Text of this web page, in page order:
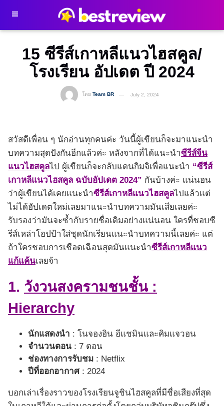
15 ซีรีส์เกาหลีแนวไฮสคูล/
โรงเรียน อัปเดต ปี 2024
โดย Team BR July 2, 2024
สวัสดีเพื่อน ๆ นักอ่านทุกคนค่ะ วันนี้ผู้เขียนก็จะมาแนะนำ
บทความสุดปังกันอีกแล้วค่ะ หลังจากที่ได้แนะนำซีรีส์จีน
แนวไฮสคูลไป ผู้เขียนก็จะกลับแดนกิมจิเพื่อแนะนำ “ซีรีส์
เกาหลีแนวไฮสคูล ฉบับอัปเดต 2024” กันบ้างค่ะ แน่นอน
ว่าผู้เขียนได้เคยแนะนำซีรีส์เกาหลีแนวไฮสคูลไปแล้วแต่
ไม่ได้อัปเดตใหม่เลยมาแนะนำบทความมันเสียเลยค่ะ
รับรองว่ามันจะซ้ำกับรายชื่อเดิมอย่างแน่นอน ใครที่ชอบซี
รีส์เหล่าโอปป้าใส่ชุดนักเรียนแนะนำบทความนี้เลยค่ะ แต่
ถ้าใครชอบการเชือดเฉือนสุดมันแนะนำซีรีส์เกาหลีแนว
แก้แค้นเลยจ้า
1. วังวนสงครามชนชั้น :
Hierarchy
นักแสดงนำ : โนจองอิน อีแชมินและคิมแจวอน
จำนวนตอน : 7 ตอน
ช่องทางการรับชม : Netflix
ปีที่ออกอากาศ : 2024
บอกเล่าเรื่องราวของโรงเรียนจูชินไฮสคูลที่มีชื่อเสียงที่สุด